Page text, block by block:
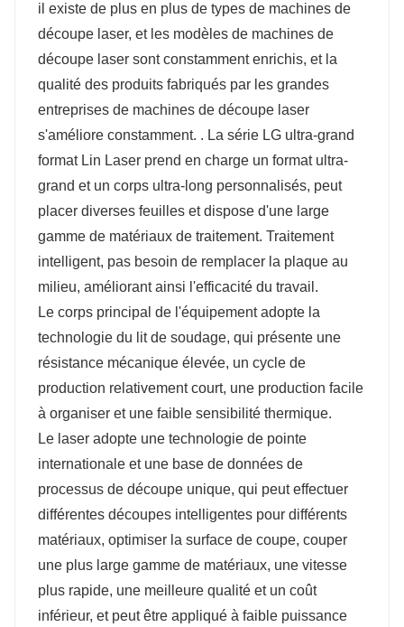
il existe de plus en plus de types de machines de
découpe laser, et les modèles de machines de
découpe laser sont constamment enrichis, et la
qualité des produits fabriqués par les grandes
entreprises de machines de découpe laser
s'améliore constamment. . La série LG ultra-grand
format Lin Laser prend en charge un format ultra-
grand et un corps ultra-long personnalisés, peut
placer diverses feuilles et dispose d'une large
gamme de matériaux de traitement. Traitement
intelligent, pas besoin de remplacer la plaque au
milieu, améliorant ainsi l'efficacité du travail.
Le corps principal de l'équipement adopte la
technologie du lit de soudage, qui présente une
résistance mécanique élevée, un cycle de
production relativement court, une production facile
à organiser et une faible sensibilité thermique.
Le laser adopte une technologie de pointe
internationale et une base de données de
processus de découpe unique, qui peut effectuer
différentes découpes intelligentes pour différents
matériaux, optimiser la surface de coupe, couper
une plus large gamme de matériaux, une vitesse
plus rapide, une meilleure qualité et un coût
inférieur, et peut être appliqué à faible puissance